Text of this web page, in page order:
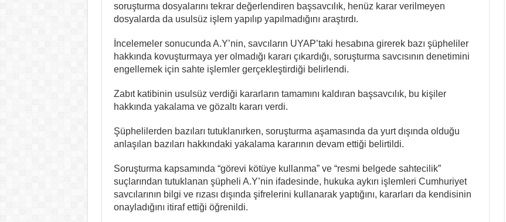
soruşturma dosyalarını tekrar değerlendiren başsavcılık, henüz karar verilmeyen
dosyalarda da usulsüz işlem yapılıp yapılmadığını araştırdı.
İncelemeler sonucunda A.Y’nin, savcıların UYAP’taki hesabına girerek bazı şüpheliler
hakkında kovuşturmaya yer olmadığı kararı çıkardığı, soruşturma savcısının denetimini
engellemek için sahte işlemler gerçekleştirdiği belirlendi.
Zabıt katibinin usulsüz verdiği kararların tamamını kaldıran başsavcılık, bu kişiler
hakkında yakalama ve gözaltı kararı verdi.
Şüphelilerden bazıları tutuklanırken, soruşturma aşamasında da yurt dışında olduğu
anlaşılan bazıları hakkındaki yakalama kararının devam ettiği belirtildi.
Soruşturma kapsamında “görevi kötüye kullanma” ve “resmi belgede sahtecilik”
suçlarından tutuklanan şüpheli A.Y’nin ifadesinde, hukuka aykırı işlemleri Cumhuriyet
savcılarının bilgi ve rızası dışında şifrelerini kullanarak yaptığını, kararları da kendisinin
onayladığını itiraf ettiği öğrenildi.